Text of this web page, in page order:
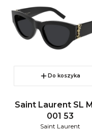
Do koszyka
Saint Laurent SL
001 53
Saint Laurent